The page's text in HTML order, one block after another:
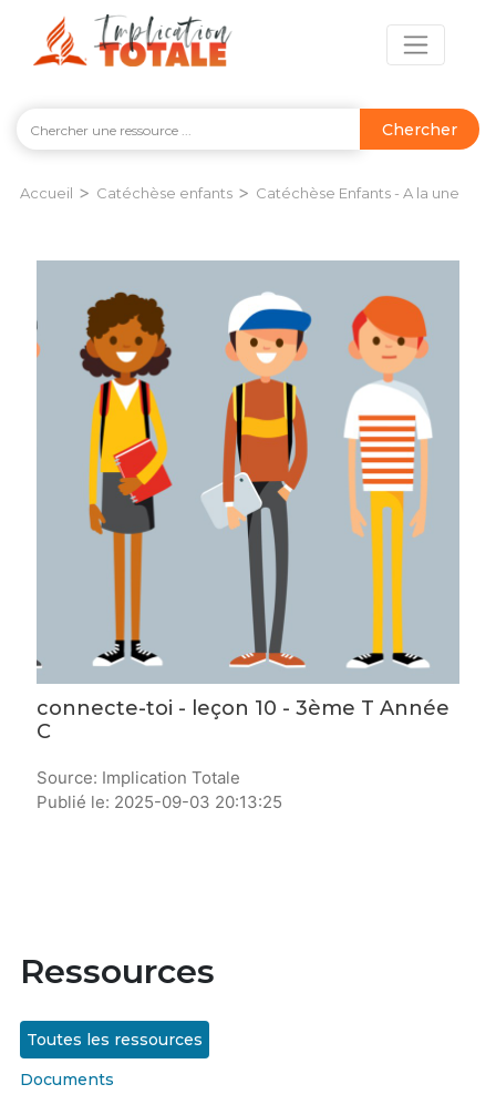
Chercher
Accueil > Catéchèse enfants > Catéchèse Enfants - A la une
connecte-toi - leçon 10 - 3ème T Année
C
Source: Implication Totale
Publié le: 2025-09-03 20:13:25
Ressources
Toutes les ressources
Documents